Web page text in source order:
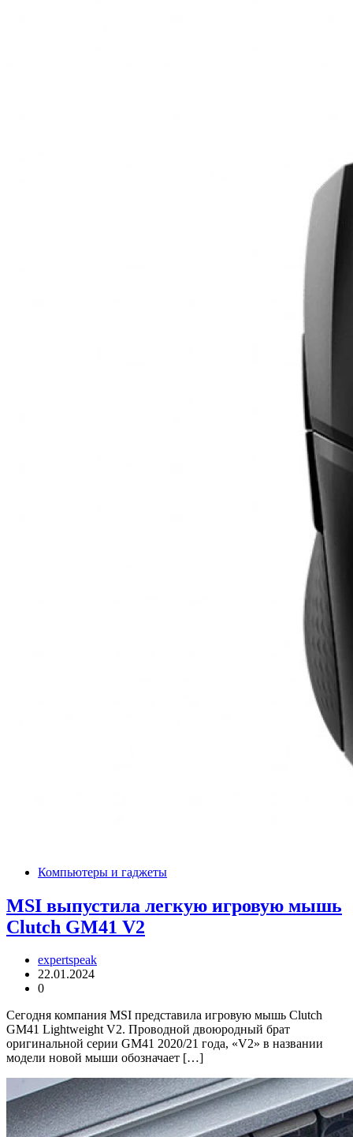
Компьютеры и гаджеты
MSI выпустила легкую игровую мышь
Clutch GM41 V2
expertspeak
22.01.2024
0
Сегодня компания MSI представила игровую мышь Clutch
GM41 Lightweight V2. Проводной двоюродный брат
оригинальной серии GM41 2020/21 года, «V2» в названии
модели новой мыши обозначает […]